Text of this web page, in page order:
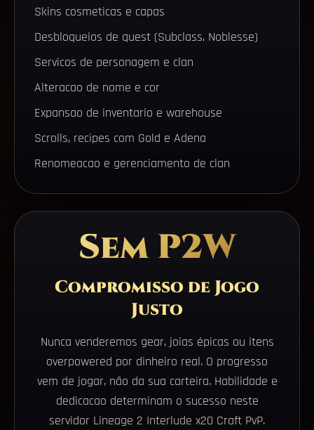
Skins cosmeticas e capas
Desbloqueios de quest (Subclass, Noblesse)
Servicos de personagem e clan
Alteracao de nome e cor
Expansao de inventario e warehouse
Scrolls, recipes com Gold e Adena
Renomeacao e gerenciamento de clan
Sem P2W
Compromisso de Jogo
Justo
Nunca venderemos gear, joias épicas ou itens
overpowered por dinheiro real. O progresso
vem de jogar, não da sua carteira. Habilidade e
dedicacao determinam o sucesso neste
servidor Lineage 2 Interlude x20 Craft PvP.